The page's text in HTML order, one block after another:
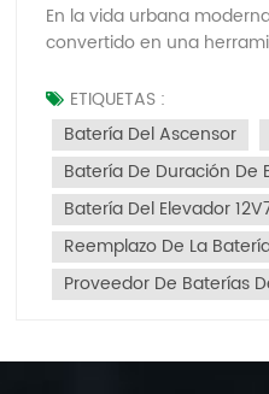
En la vida urbana
convertido en una
funcionamiento seguro de
en gran medida de un
Cuando hay un corte
una emergencia, baterías selladas de plomo-ácido
ya que las fuentes de
ascensores se vuelven
Hoy, exploremos las
plomo-ácido para
mantenimiento y cómo
plomo-ácido para
ETIQUETAS :
Batería Del Ascensor
Batería De Duración De
Batería Del Elevador
Reemplazo De La
Proveedor De Baterías